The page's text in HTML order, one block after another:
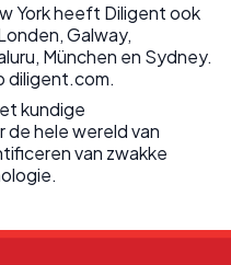
York heeft Diligent ook
Galway,
München en Sydney.
diligent.com.
kundige
hele wereld van
van zwakke